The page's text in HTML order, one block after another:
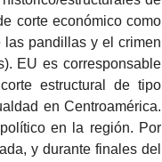
corte económico como
las pandillas y el crimen
EU es corresponsable
estructural de tipo
en Centroamérica.
en la región. Por
y durante finales del